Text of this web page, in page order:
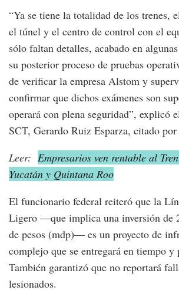
“Ya se tiene la totalidad de los trenes,
el túnel y el centro de control con el
sólo faltan detalles, acabado en
su posterior proceso de pruebas
de verificar la empresa Alstom y
confirmar que dichos exámenes son
operará con plena seguridad”, explicó
SCT, Gerardo Ruiz Esparza, citado
Leer: Empresarios ven rentable al
Yucatán y Quintana Roo
El funcionario federal reiteró que la
Ligero —que implica una inversión de
de pesos (mdp)— es un proyecto de
complejo que se entregará en tiempo y
También garantizó que no reportará
lesionados.